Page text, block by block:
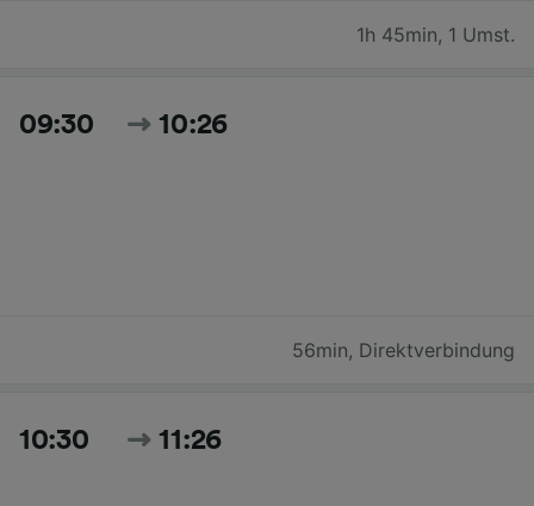
1h 45min, 1 Umst.
09:30 10:26
56min, Direktverbindung
10:30 11:26